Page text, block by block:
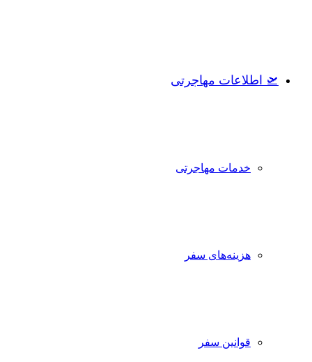
🛫 اطلاعات مهاجرتی
خدمات مهاجرتی
هزینه‌های سفر
قوانین سفر